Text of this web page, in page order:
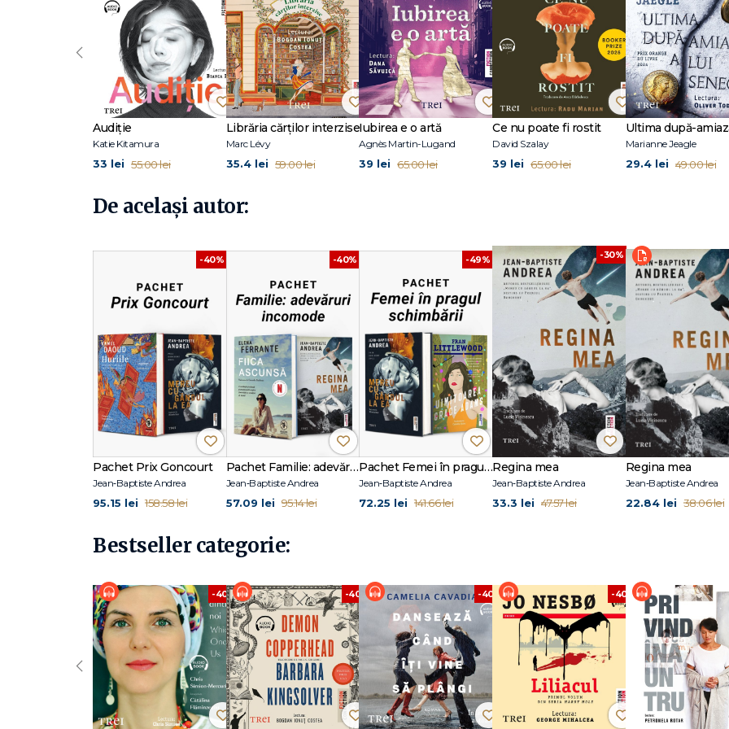
„Acest roman de dragoste ne învăluie într-o atmosferă asemănătoare cu a romanelor cavalerești, din vremea iubirii curtenești, într-
ambianță aproape feerică, oferindu-ne o intrigă plină de răsturnări de situație și de personaje pitorești și cufundându-ne totodată
perioadă sumbră din istoria Italiei, suficient de tumultuoasă încât să ne dezvăluie măreția și slăbiciunea sufletului omenesc.“
„Trebuie să citiți urgent această saga atipică, de un farmec nebun, în care întunericul unei epoci – ascensiunea fascismului – nu
lumina ce le însuflețește pe cele două personaje principale, de care nu am vrea să ne mai despărțim.“ Le Parisien
literar din Franța. Prima parte a carierei și-a dedicat-o cinematografiei. Apoi, în 2017, Sophie de Sivry de la L’Iconoclaste a decis să-i
romanul de debut, Regina mea (Editura Trei, 2018), distins cu Prix Femina des Lycéens și Prix du premier roman. Au urmat Cent
600 000 de exemplare în Franța și traduse în 26 de limbi. Lucrările sale, renumite pentru puterea narativă și emoțională, abordează
precum copilăria, prietenia, arta, dragostea și pierderea.
Audiție
Katie Kitamura
33 lei 55.00 lei
Librăria cărților interzise
Marc Lévy
35.4 lei 59.00 lei
Iubirea e o artă
Agnès Martin-Lugand
39 lei 65.00 lei
Ce nu poate fi rostit
David Szalay
39 lei 65.00 lei
Marianne Jeagle
29.4 lei 49.00 lei
‹
De același autor:
-40%
Pachet Prix Goncourt
Jean‑Baptiste Andrea
95.15 lei 158.58 lei
-40%
Pachet Familie: adevăruri incomode
Jean‑Baptiste Andrea
57.09 lei 95.14 lei
-49%
Pachet Femei în pragul schimbării
Jean‑Baptiste Andrea
72.25 lei 141.66 lei
-30%
Regina mea
Jean‑Baptiste Andrea
33.3 lei 47.57 lei
Regina mea
Jean‑Baptiste Andrea
22.84 lei 38.06 lei
Bestseller categorie:
-40% -40% -40% -40%
‹